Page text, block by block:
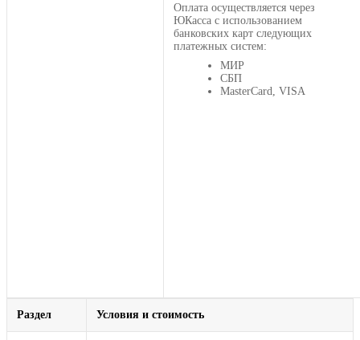
Оплата осуществляется через
ЮКасса с использованием
банковских карт следующих
платежных систем:
МИР
СБП
MasterCard, VISA
Раздел Условия и стоимость